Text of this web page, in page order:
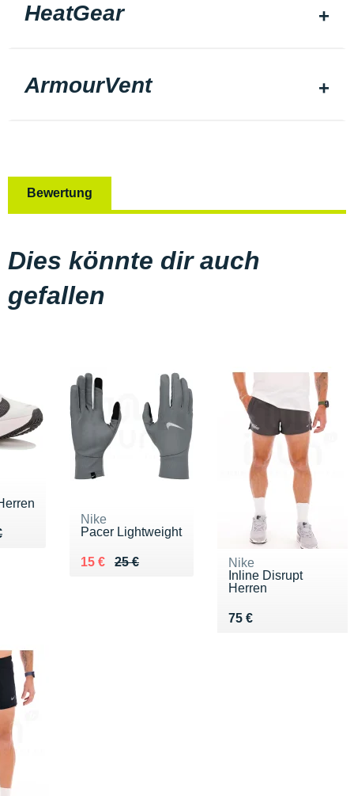
HeatGear
ArmourVent
Bewertung
Dies könnte dir auch
gefallen
€
Nike
Pacer Lightweight
25 €
Au lieu de 25 €
15 €
Vendu 15 €
Nike
Inline Disrupt
Herren
75 €
Vendu 75 €